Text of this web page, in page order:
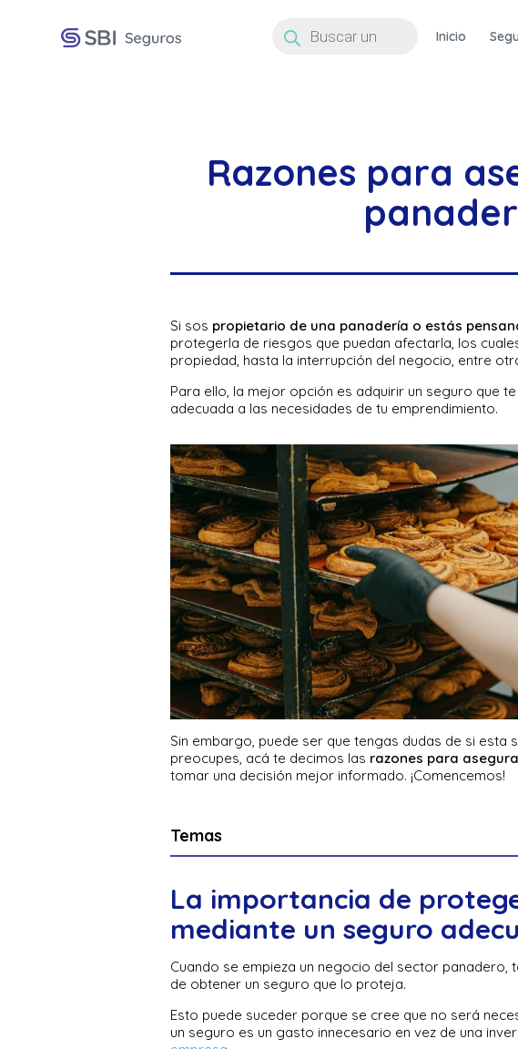
de
productos
Inicio
Razones para
Si sos propietario de una panadería o estás
protegerla de riesgos que puedan afectarla, los
propiedad, hasta la interrupción del negocio, entre
Para ello, la mejor opción es adquirir un seguro que
adecuada a las necesidades de tu emprendimiento.
Sin embargo, puede ser que tengas dudas de si esta
preocupes, acá te decimos las razones para
tomar una decisión mejor informado. ¡Comencemos!
Temas
La importancia de
mediante un seguro
Cuando se empieza un negocio del sector panadero,
de obtener un seguro que lo proteja.
Esto puede suceder porque se cree que no será
un seguro es un gasto innecesario en vez de una